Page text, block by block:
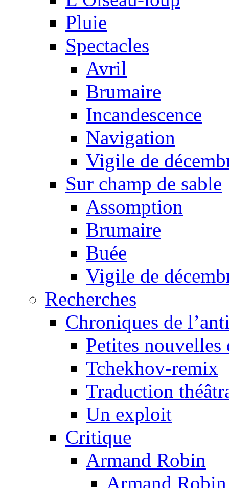
Pluie
Spectacles
Avril
Brumaire
Incandescence
Navigation
Vigile de
Sur champ de sable
Assomption
Brumaire
Buée
Vigile de
Recherches
Chroniques de
Petites
Tchekhov-remix
Traduction
Un exploit
Critique
Armand Robin
Armand